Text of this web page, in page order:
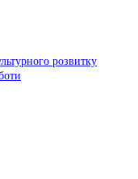
розвитку